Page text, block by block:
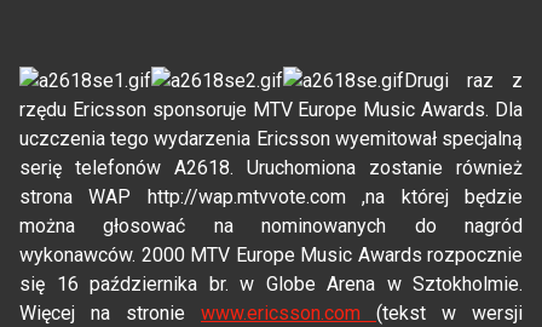
Drugi raz z
rzędu Ericsson sponsoruje MTV Europe Music Awards. Dla
uczczenia tego wydarzenia Ericsson wyemitował specjalną
serię telefonów A2618. Uruchomiona zostanie również
strona WAP http://wap.mtvvote.com ,na której będzie
można głosować na nominowanych do nagród
wykonawców. 2000 MTV Europe Music Awards rozpocznie
się 16 października br. w Globe Arena w Sztokholmie.
Więcej na stronie www.ericsson.com (tekst w wersji